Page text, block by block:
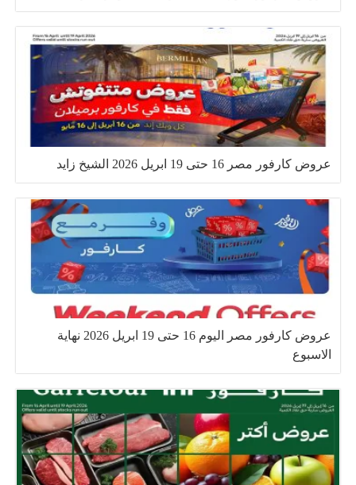
عروض كارفور مصر 16 حتى 19 ابريل 2026 الشيخ زايد
عروض كارفور مصر اليوم 16 حتى 19 ابريل 2026 نهاية
الاسبوع